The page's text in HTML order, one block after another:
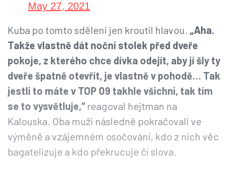
May 27, 2021
Kuba po tomto sdělení jen kroutil hlavou. „Aha.
Takže vlastně dát noční stolek před dveře
pokoje, z kterého chce dívka odejít, aby jí šly ty
dveře špatně otevřít, je vlastně v pohodě… Tak
jestli to máte v TOP 09 takhle všichni, tak tím
se to vysvětluje,“ reagoval hejtman na
Kalouska. Oba muži následně pokračovali ve
výměně a vzájemném osočování, kdo z nich věc
bagatelizuje a kdo překrucuje čí slova.